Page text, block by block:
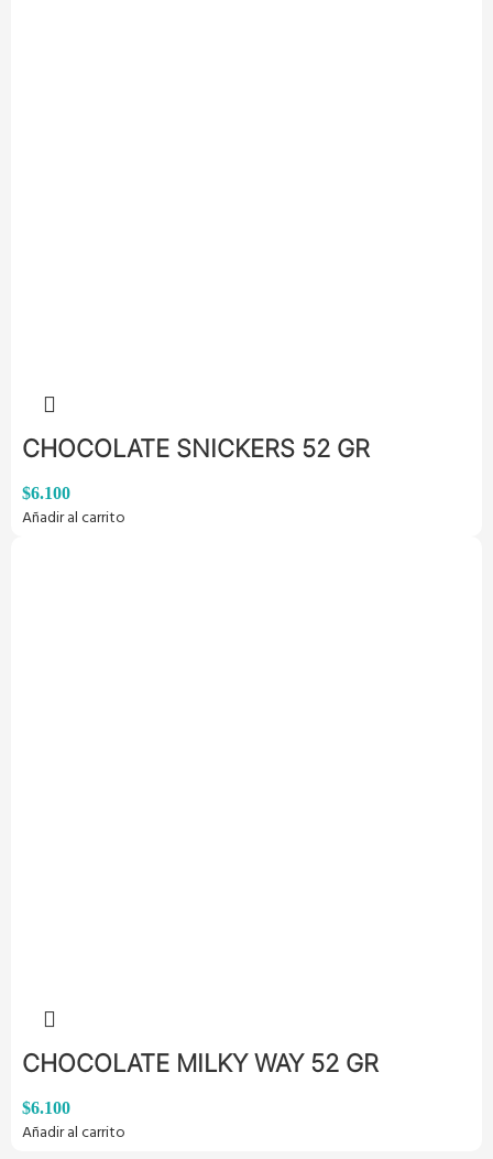
CHOCOLATE SNICKERS 52 GR
$6.100
Añadir al carrito
CHOCOLATE MILKY WAY 52 GR
$6.100
Añadir al carrito